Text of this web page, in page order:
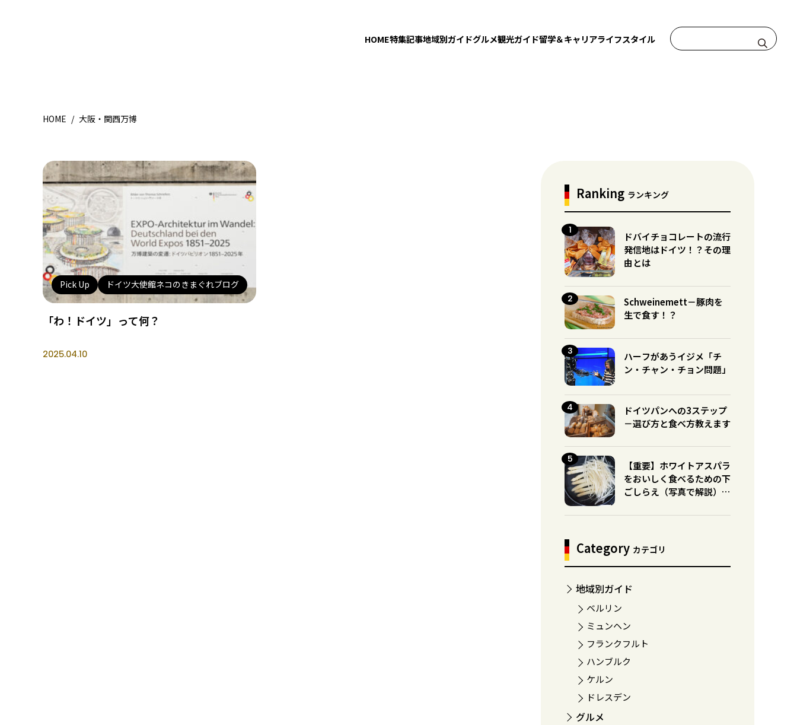
HOME特集記事地域別ガイドグルメ観光ガイド留学＆キャリアライフスタイル
HOME / 大阪・関西万博
Pick Up ドイツ大使館ネコのきまぐれブログ
「わ！ドイツ」って何？
2025.04.10
Ranking ランキング
ドバイチョコレートの流行
発信地はドイツ！？その理
由とは
Schweinemett－豚肉を
生で食す！？
ハーフがあうイジメ「チ
ン・チャン・チョン問題」
ドイツパンへの3ステップ
－選び方と食べ方教えます
【重要】ホワイトアスパラ
をおいしく食べるための下
ごしらえ（写真で解説）※
Category カテゴリ
地域別ガイド
ベルリン
ミュンヘン
フランクフルト
ハンブルク
ケルン
ドレスデン
グルメ